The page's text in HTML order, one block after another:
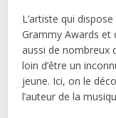
L’artiste qui
Grammy Awards et
aussi de nombreux
loin d’être un
jeune. Ici, on le
l’auteur de la